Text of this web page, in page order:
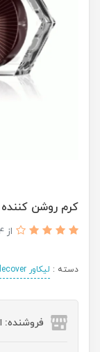
کرم روشن کننده
از 4
دسته : لیکاور lecover
فروشنده: